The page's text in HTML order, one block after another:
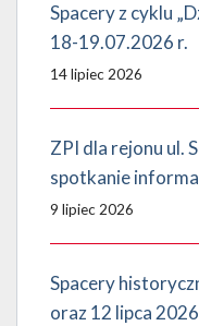
Spacery z cyklu
18-19.07.2026 r.
14 lipiec 2026
ZPI dla rejonu ul.
spotkanie
9 lipiec 2026
Spacery
oraz 12 lipca 2026